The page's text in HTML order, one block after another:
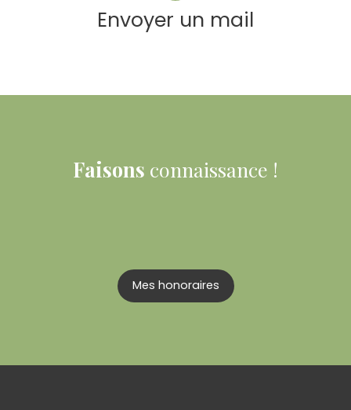
Envoyer un mail
Faisons connaissance !
Mes honoraires